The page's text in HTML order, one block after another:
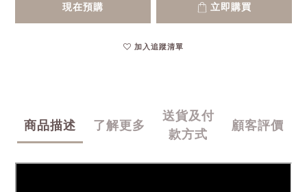
現在預購 立即購買
加入追蹤清單
商品描述 了解更多
送貨及付
款方式
顧客評價